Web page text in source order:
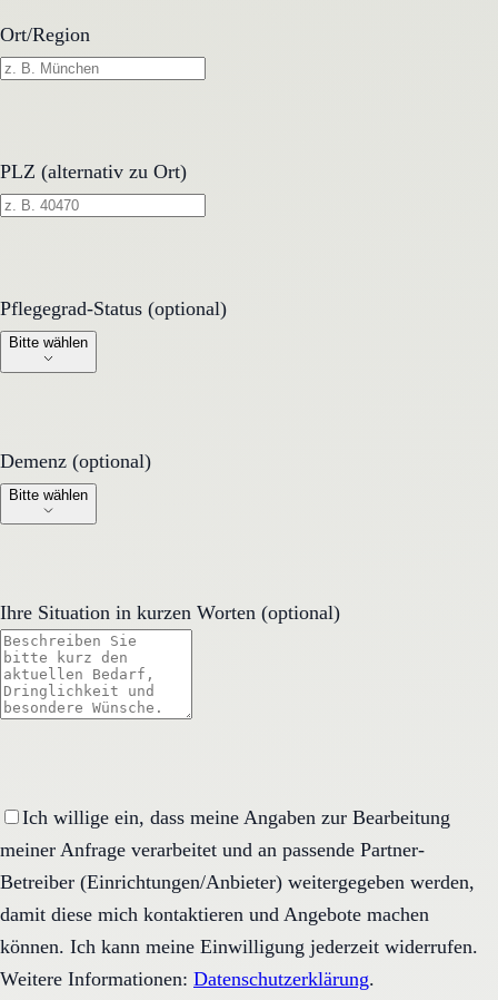
Ort/Region
PLZ (alternativ zu Ort)
Pflegegrad-Status (optional)
Pflegegrad-Status (optional)
Bitte wählen
Demenz (optional)
Demenz (optional)
Bitte wählen
Ihre Situation in kurzen Worten (optional)
Ich willige ein, dass meine Angaben zur Bearbeitung
meiner Anfrage verarbeitet und an passende Partner-
Betreiber (Einrichtungen/Anbieter) weitergegeben werden,
damit diese mich kontaktieren und Angebote machen
können. Ich kann meine Einwilligung jederzeit widerrufen.
Weitere Informationen: Datenschutzerklärung.